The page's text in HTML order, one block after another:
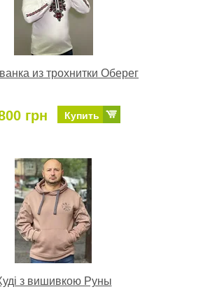
из трохнитки Оберег
грн Купить
з вишивкою Руны